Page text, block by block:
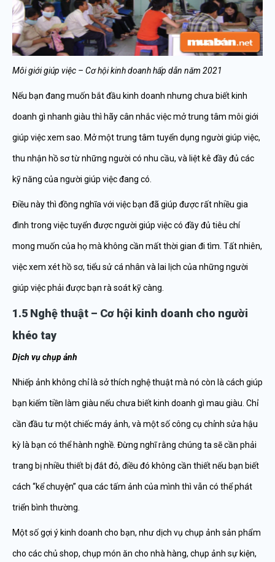
Môi giới giúp việc – Cơ hội kinh doanh hấp dẫn năm 2021
Nếu bạn đang muốn bắt đầu kinh doanh nhưng chưa biết kinh
doanh gì nhanh giàu thì hãy cân nhắc việc mở trung tâm môi giới
giúp việc xem sao. Mở một trung tâm tuyển dụng người giúp việc,
thu nhận hồ sơ từ những người có nhu cầu, và liệt kê đầy đủ các
kỹ năng của người giúp việc đang có.
Điều này thì đồng nghĩa với việc bạn đã giúp được rất nhiều gia
đình trong việc tuyển được người giúp việc có đầy đủ tiêu chí
mong muốn của họ mà không cần mất thời gian đi tìm. Tất nhiên,
việc xem xét hồ sơ, tiểu sử cá nhân và lai lịch của những người
giúp việc phải được bạn rà soát kỹ càng.
1.5 Nghệ thuật – Cơ hội kinh doanh cho người
khéo tay
Dịch vụ chụp ảnh
Nhiếp ảnh không chỉ là sở thích nghệ thuật mà nó còn là cách giúp
bạn kiếm tiền làm giàu nếu chưa biết kinh doanh gì mau giàu. Chỉ
cần đầu tư một chiếc máy ảnh, và một số công cụ chỉnh sửa hậu
kỳ là bạn có thể hành nghề. Đừng nghĩ rằng chúng ta sẽ cần phải
trang bị nhiều thiết bị đắt đỏ, điều đó không cần thiết nếu bạn biết
cách “kể chuyện” qua các tấm ảnh của mình thì vẫn có thể phát
triển bình thường.
Một số gợi ý kinh doanh cho bạn, như dịch vụ chụp ảnh sản phẩm
cho các chủ shop, chụp món ăn cho nhà hàng, chụp ảnh sự kiện,